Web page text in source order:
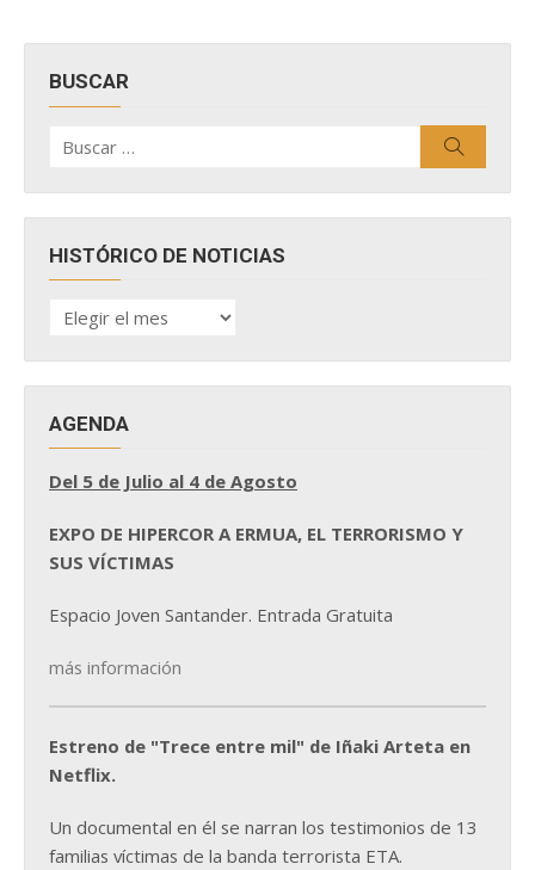
BUSCAR
por:
HISTÓRICO DE NOTICIAS
HISTÓRICO
DE
AGENDA
Del 5 de Julio al 4 de Agosto
EXPO DE HIPERCOR A ERMUA, EL TERRORISMO Y
SUS VÍCTIMAS
Espacio Joven Santander. Entrada Gratuita
más información
Estreno de "Trece entre mil" de Iñaki Arteta en
Netflix.
Un documental en él se narran los testimonios de 13
familias víctimas de la banda terrorista ETA.